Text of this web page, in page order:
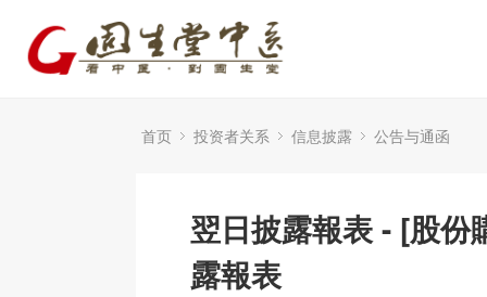
首页 投资者关系 信息披露 公告与通函
翌日披露報表 - [股份
露報表